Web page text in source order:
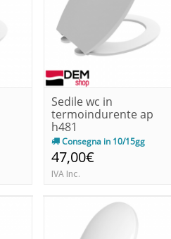
Sedile wc in
termoindurente ap
h481
Consegna in 10/15gg
47,00€
IVA Inc.